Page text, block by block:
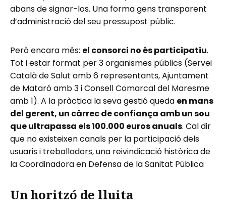
abans de signar-los. Una forma gens transparent
d’administració del seu pressupost públic.
Però encara més: el consorci no és participatiu.
Tot i estar format per 3 organismes públics (Servei
Català de Salut amb 6 representants, Ajuntament
de Mataró amb 3 i Consell Comarcal del Maresme
amb 1). A la pràctica la seva gestió queda en mans
del gerent, un càrrec de confiança amb un sou
que ultrapassa els 100.000 euros anuals. Cal dir
que no existeixen canals per la participació dels
usuaris i treballadors, una reivindicació històrica de
la Coordinadora en Defensa de la Sanitat Pública
Un horitzó de lluita